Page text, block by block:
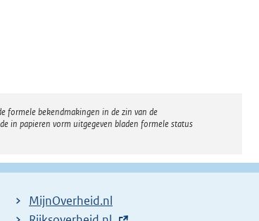
formele bekendmakingen in de zin van de
in papieren vorm uitgegeven bladen formele status
MijnOverheid.nl